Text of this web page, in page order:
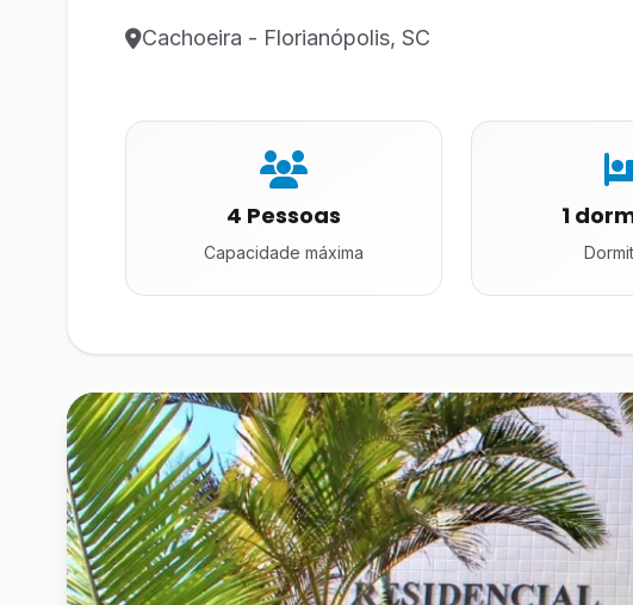
Cachoeira - Florianópolis, SC
4 Pessoas
Capacidade máxima
1